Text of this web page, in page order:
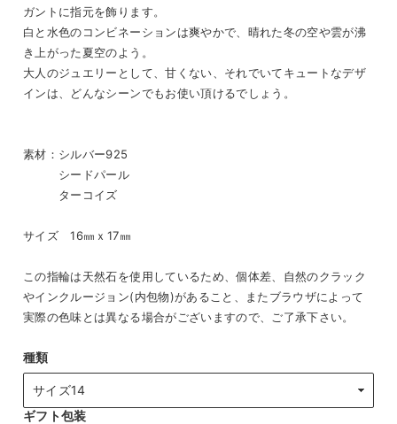
ガントに指元を飾ります。
白と水色のコンビネーションは爽やかで、晴れた冬の空や雲が沸
き上がった夏空のよう。
大人のジュエリーとして、甘くない、それでいてキュートなデザ
インは、どんなシーンでもお使い頂けるでしょう。
素材：シルバー925
シードパール
ターコイズ
サイズ 16㎜ｘ17㎜
この指輪は天然石を使用しているため、個体差、自然のクラック
やインクルージョン(内包物)があること、またブラウザによって
実際の色味とは異なる場合がございますので、ご了承下さい。
種類
ギフト包装